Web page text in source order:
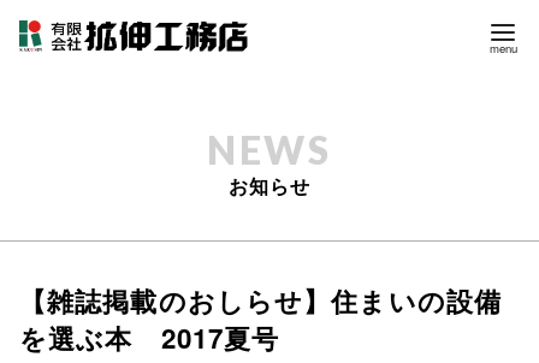
へ
お知らせ
【雑誌掲載のおしらせ】住まいの設備
を選ぶ本 2017夏号